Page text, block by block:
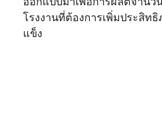
ออกแบบมาเพื่อการผลิตจำนว
โรงงานที่ต้องการเพิ่มประสิ
แข็ง